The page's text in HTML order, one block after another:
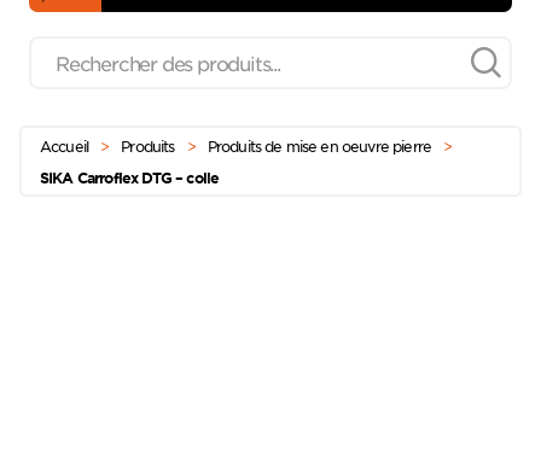
contenu
Accueil > Produits > Produits de mise en oeuvre pierre
>
SIKA Carroflex DTG – colle